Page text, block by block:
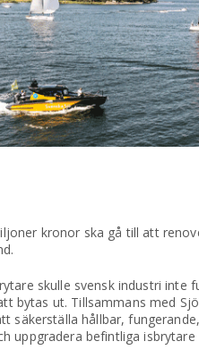
kronor ska gå till att
skulle svensk industri inte
bytas ut. Tillsammans med
säkerställa hållbar,
befintliga isbrytare